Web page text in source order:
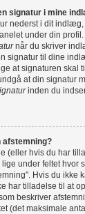
signatur i mine
nederst i dit indlæg,
under din
når du skriver
signatur til dine
at signaturen skal
at din signatur
inden du
afstemning?
(eller hvis du har
under feltet hvor
Hvis du ikke
har tilladelse til at
beskriver
(det maksimale